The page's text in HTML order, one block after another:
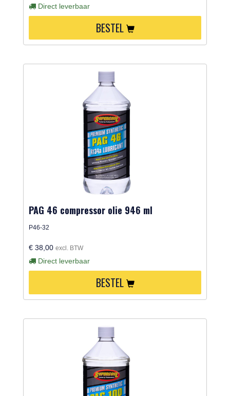
Direct leverbaar
BESTEL
PAG 46 compressor olie 946 ml
P46-32
€ 38,00 excl. BTW
Direct leverbaar
BESTEL